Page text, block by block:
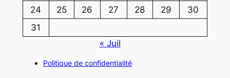
24
25 26 27 28 29
30
31
« Juil
Politique de confidentialité